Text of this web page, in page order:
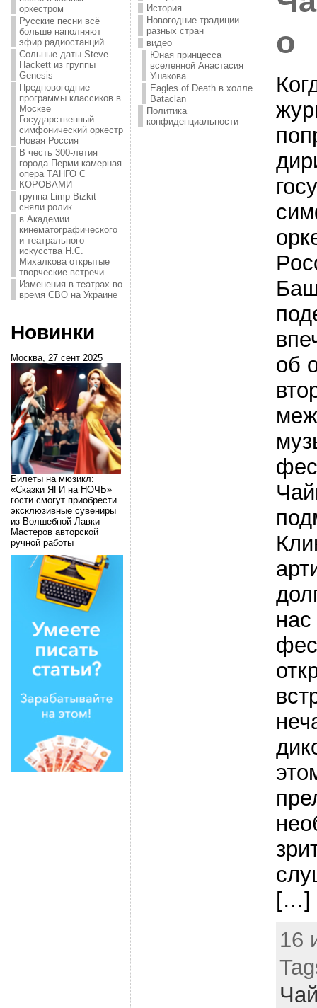
оркестром
Русские песни всё
больше наполняют
эфир радиостанций
Сольные даты Steve
Hackett из группы
Genesis
Предновогодние
программы классиков в
Москве
Государственный
симфонический оркестр
Новая Россия
В честь 300-летия
города Перми камерная
опера ТАНГО С
КОРОВАМИ
группа Limp Bizkit
сняли ролик
в Академии
кинематографического
и театрального
искусства Н.С.
Михалкова открытые
творческие встречи
Изменения в театрах во
время СВО на Украине
Новинки
Москва, 27 сент 2025
Билеты на мюзикл:
«Сказки ЯГИ на НОЧЬ»
гости смогут приобрести
эксклюзивные сувениры
из Волшебной Лавки
Мастеров авторской
ручной работы
История
Новогодние традиции
разных стран
видео
Юная принцесса
вселенной Анастасия
Ушакова
Eagles of Death в холле
Bataclan
Политика
конфиденциальности
о
об
[…]
16